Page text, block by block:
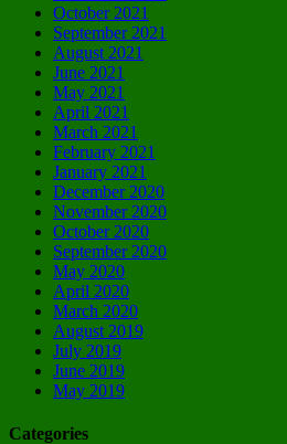
October 2021
September 2021
August 2021
June 2021
May 2021
April 2021
March 2021
February 2021
January 2021
December 2020
November 2020
October 2020
September 2020
May 2020
April 2020
March 2020
August 2019
July 2019
June 2019
May 2019
Categories